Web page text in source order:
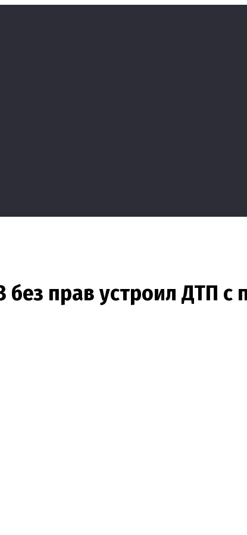
без прав устроил ДТП с